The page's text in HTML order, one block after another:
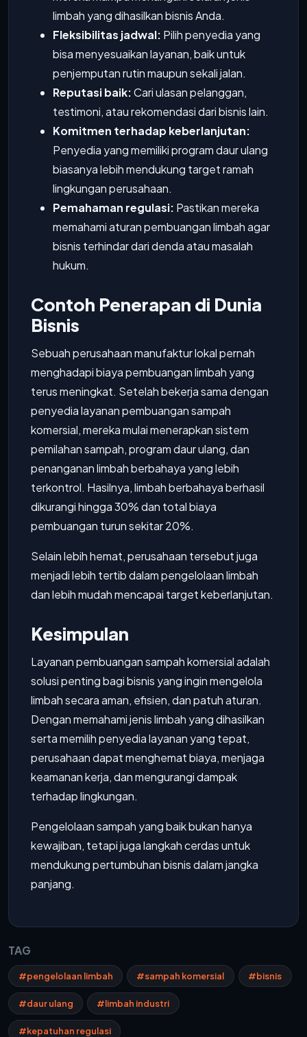
limbah yang dihasilkan bisnis Anda.
Fleksibilitas jadwal: Pilih penyedia yang
bisa menyesuaikan layanan, baik untuk
penjemputan rutin maupun sekali jalan.
Reputasi baik:Cari ulasan pelanggan,
testimoni, atau rekomendasi dari bisnis lain.
Komitmen terhadap keberlanjutan:
Penyedia yang memiliki program daur ulang
biasanya lebih mendukung target ramah
lingkungan perusahaan.
Pemahaman regulasi: Pastikan mereka
memahami aturan pembuangan limbah agar
bisnis terhindar dari denda atau masalah
hukum.
Contoh Penerapan di Dunia
Bisnis
Sebuah perusahaan manufaktur lokal pernah
menghadapi biaya pembuangan limbah yang
terus meningkat. Setelah bekerja sama dengan
penyedia layanan pembuangan sampah
komersial, mereka mulai menerapkan sistem
pemilahan sampah, program daur ulang, dan
penanganan limbah berbahaya yang lebih
terkontrol. Hasilnya, limbah berbahaya berhasil
dikurangi hingga 30% dan total biaya
pembuangan turun sekitar 20%.
Selain lebih hemat, perusahaan tersebut juga
menjadi lebih tertib dalam pengelolaan limbah
dan lebih mudah mencapai target keberlanjutan.
Kesimpulan
Layanan pembuangan sampah komersial adalah
solusi penting bagi bisnis yang ingin mengelola
limbah secara aman, efisien, dan patuh aturan.
Dengan memahami jenis limbah yang dihasilkan
serta memilih penyedia layanan yang tepat,
perusahaan dapat menghemat biaya, menjaga
keamanan kerja, dan mengurangi dampak
terhadap lingkungan.
Pengelolaan sampah yang baik bukan hanya
kewajiban, tetapi juga langkah cerdas untuk
mendukung pertumbuhan bisnis dalam jangka
panjang.
TAG
#pengelolaan limbah #sampah komersial #bisnis
#daur ulang #limbah industri
#kepatuhan regulasi